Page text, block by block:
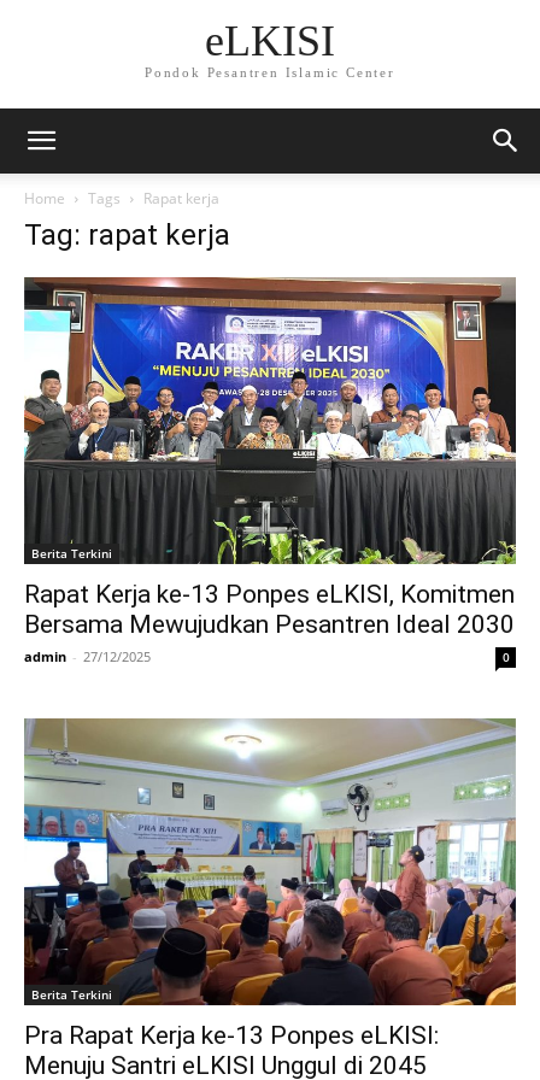
eLKISI
Pondok Pesantren Islamic Center
Home Tags Rapat kerja
Tag: rapat kerja
Berita Terkini
Rapat Kerja ke-13 Ponpes eLKISI, Komitmen
Bersama Mewujudkan Pesantren Ideal 2030
admin - 27/12/2025 0
Berita Terkini
Pra Rapat Kerja ke-13 Ponpes eLKISI:
Menuju Santri eLKISI Unggul di 2045